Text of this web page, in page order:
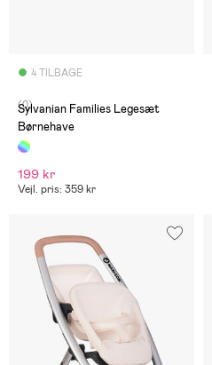
4 TILBAGE
(0)
Sylvanian Families Legesæt
Børnehave
199 kr
Vejl. pris: 359 kr